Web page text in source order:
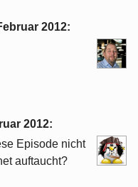
2012:
2012:
Episode nicht
auftaucht?